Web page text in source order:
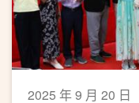
2025 年 9 月 20 日